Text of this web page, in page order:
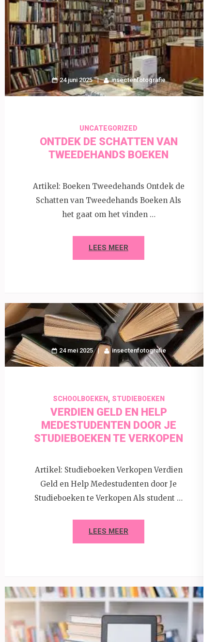
24 juni 2025 insectenfotografie
UNCATEGORIZED
ONTDEK DE SCHATTEN VAN
TWEEDEHANDS BOEKEN
Artikel: Boeken Tweedehands Ontdek de
Schatten van Tweedehands Boeken Als
het gaat om het vinden …
LEES MEER
24 mei 2025 insectenfotografie
SCHOOLBOEKEN, STUDIEBOEKEN
VERDIEN GELD EN HELP
MEDESTUDENTEN DOOR JE
STUDIEBOEKEN TE VERKOPEN
Artikel: Studieboeken Verkopen Verdien
Geld en Help Medestudenten door Je
Studieboeken te Verkopen Als student …
LEES MEER